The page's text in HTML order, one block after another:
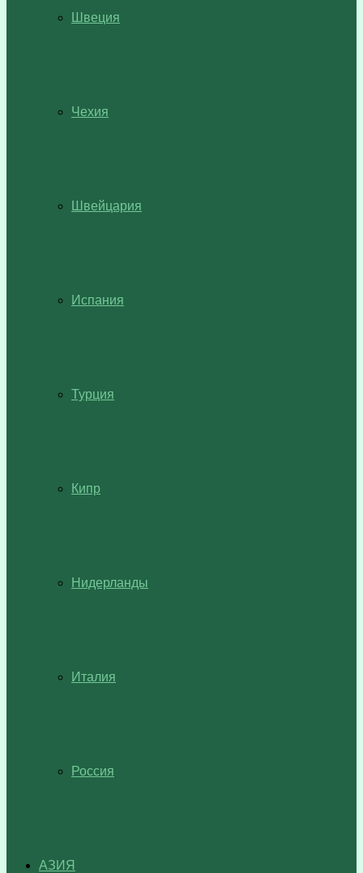
Швеция
Чехия
Швейцария
Испания
Турция
Кипр
Нидерланды
Италия
Россия
АЗИЯ